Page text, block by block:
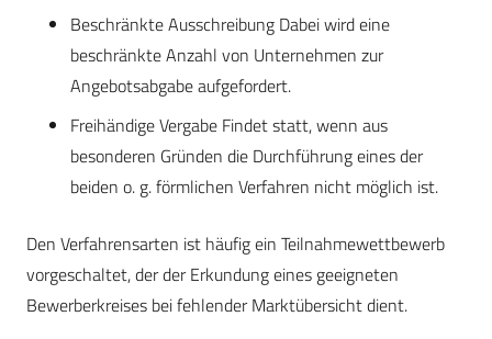
Beschränkte Ausschreibung Dabei wird eine
beschränkte Anzahl von Unternehmen zur
Angebotsabgabe aufgefordert.
Freihändige Vergabe Findet statt, wenn aus
besonderen Gründen die Durchführung eines der
beiden o. g. förmlichen Verfahren nicht möglich ist.
Den Verfahrensarten ist häufig ein Teilnahmewettbewerb
vorgeschaltet, der der Erkundung eines geeigneten
Bewerberkreises bei fehlender Marktübersicht dient.